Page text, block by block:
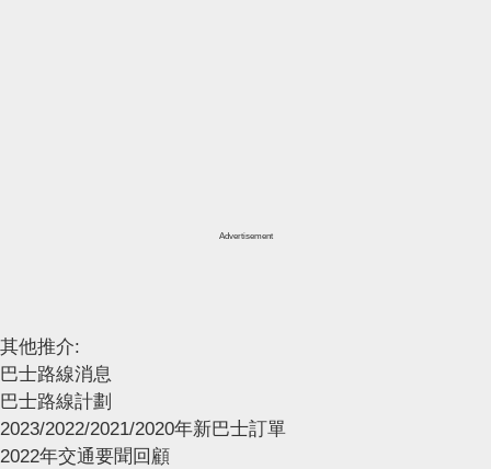
Advertisement
其他推介:
巴士路線消息
巴士路線計劃
2023/2022/2021/2020年新巴士訂單
2022年交通要聞回顧